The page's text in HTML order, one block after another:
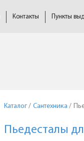
Контакты Пункты
Каталог / Сантехника /
Пьедесталы